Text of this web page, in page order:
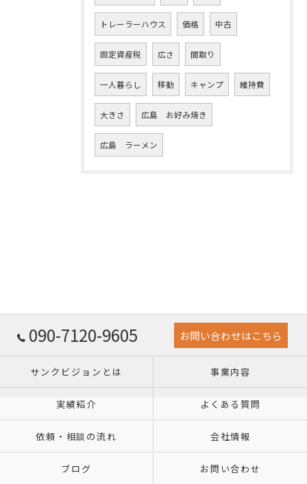
トレーラーハウス 価格 中古
固定資産税 広さ 間取り
一人暮らし 移動 キャンプ 維持費
大きさ 広島 お好み焼き
広島 ラーメン
090-7120-9605 お問い合わせはこちら
サンクビジョンとは 事業内容
実績紹介 よくある質問
依頼・相談の流れ 会社情報
ブログ お問い合わせ